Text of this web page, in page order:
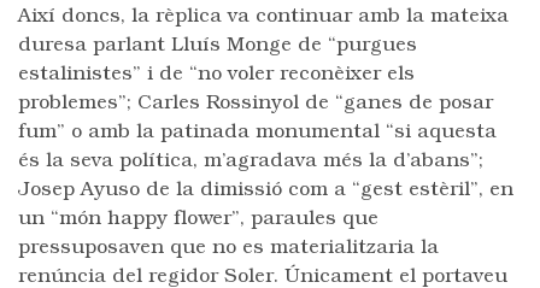
Així doncs, la rèplica va continuar amb la mateixa
duresa parlant Lluís Monge de “purgues
estalinistes” i de “no voler reconèixer els
problemes”; Carles Rossinyol de “ganes de posar
fum” o amb la patinada monumental “si aquesta
és la seva política, m’agradava més la d’abans”;
Josep Ayuso de la dimissió com a “gest estèril”, en
un “món happy flower”, paraules que
pressuposaven que no es materialitzaria la
renúncia del regidor Soler. Únicament el portaveu